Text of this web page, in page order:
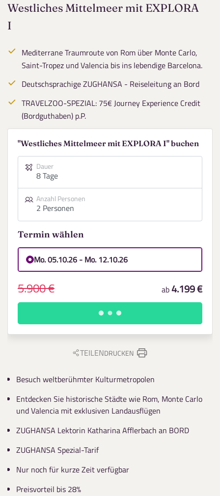
Westliches Mittelmeer mit EXPLORA
I
Mediterrane Traumroute von Rom über Monte Carlo,
Saint-Tropez und Valencia bis ins lebendige Barcelona.
Deutschsprachige ZUGHANSA - Reiseleitung an Bord
TRAVELZOO-SPEZIAL: 75€ Journey Experience Credit
(Bordguthaben) p.P.
"Westliches Mittelmeer mit EXPLORA I" buchen
Dauer
8 Tage
Anzahl Personen
2 Personen
Termin wählen
Mo. 05.10.26 - Mo. 12.10.26
ab4.199 €
5.900 €
TEILENDRUCKEN
Besuch weltberühmter Kulturmetropolen
Entdecken Sie historische Städte wie Rom, Monte Carlo
und Valencia mit exklusiven Landausflügen
ZUGHANSA Lektorin Katharina Afflerbach an BORD
ZUGHANSA Spezial-Tarif
Nur noch für kurze Zeit verfügbar
Preisvorteil bis 28%